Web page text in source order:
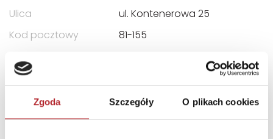
Zgoda Szczegóły O plikach cookies
Ulica
ul. Kontenerowa 25
Kod pocztowy
81-155
E-mail
INNI KLIENCI KUPOWALI